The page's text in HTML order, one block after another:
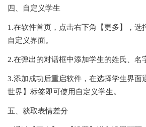
四、自定义学生
1.在软件首页，点击右下角【更多】，选
自定义界面。
2.在弹出的对话框中添加学生的姓氏、名
3.添加成功后重启软件，在选择学生界面
世界】标签即可使用自定义学生。
五、获取表情差分